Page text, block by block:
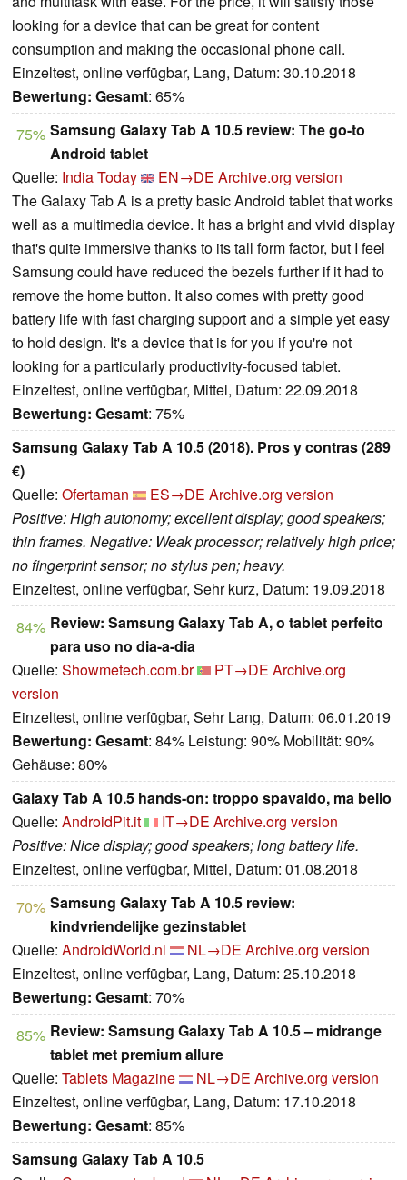
looking for a device that can be great for content
consumption and making the occasional phone call.
Einzeltest, online verfügbar, Lang, Datum: 30.10.2018
Bewertung: Gesamt: 65%
75% Samsung Galaxy Tab A 10.5 review: The go-to
Android tablet
Quelle: India Today EN→DE Archive.org version
The Galaxy Tab A is a pretty basic Android tablet that works
well as a multimedia device. It has a bright and vivid display
that's quite immersive thanks to its tall form factor, but I feel
Samsung could have reduced the bezels further if it had to
remove the home button. It also comes with pretty good
battery life with fast charging support and a simple yet easy
to hold design. It's a device that is for you if you're not
looking for a particularly productivity-focused tablet.
Einzeltest, online verfügbar, Mittel, Datum: 22.09.2018
Bewertung: Gesamt: 75%
Samsung Galaxy Tab A 10.5 (2018). Pros y contras (289
€)
Quelle: Ofertaman ES→DE Archive.org version
Positive: High autonomy; excellent display; good speakers;
thin frames. Negative: Weak processor; relatively high price;
no fingerprint sensor; no stylus pen; heavy.
Einzeltest, online verfügbar, Sehr kurz, Datum: 19.09.2018
84% Review: Samsung Galaxy Tab A, o tablet perfeito
para uso no dia-a-dia
Quelle: Showmetech.com.br PT→DE Archive.org
version
Einzeltest, online verfügbar, Sehr Lang, Datum: 06.01.2019
Bewertung: Gesamt: 84% Leistung: 90% Mobilität: 90%
Gehäuse: 80%
Galaxy Tab A 10.5 hands-on: troppo spavaldo, ma bello
Quelle: AndroidPit.it IT→DE Archive.org version
Positive: Nice display; good speakers; long battery life.
Einzeltest, online verfügbar, Mittel, Datum: 01.08.2018
70% Samsung Galaxy Tab A 10.5 review:
kindvriendelijke gezinstablet
Quelle: AndroidWorld.nl NL→DE Archive.org version
Einzeltest, online verfügbar, Lang, Datum: 25.10.2018
Bewertung: Gesamt: 70%
85% Review: Samsung Galaxy Tab A 10.5 – midrange
tablet met premium allure
Quelle: Tablets Magazine NL→DE Archive.org version
Einzeltest, online verfügbar, Lang, Datum: 17.10.2018
Bewertung: Gesamt: 85%
Samsung Galaxy Tab A 10.5